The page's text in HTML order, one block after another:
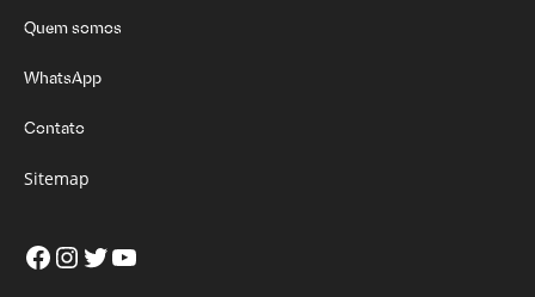
Quem somos
WhatsApp
Contato
Sitemap
Facebook
Instagram
Twitter
Youtube